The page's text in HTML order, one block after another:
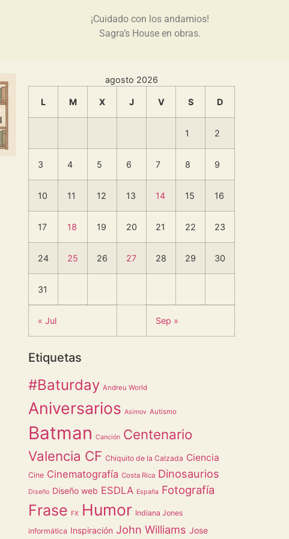
¡Cuidado con los andamios!
Sagra’s House en obras.
agosto 2026
L M X J V S D
1 2
3 4 5 6 7 8 9
10 11 12 13 14 15 16
17 18 19 20 21 22 23
24 25 26 27 28 29 30
31
« Jul Sep »
Etiquetas
#Baturday Andreu World
Aniversarios Asimov Autismo
Batman Canción Centenario
Valencia CF Chiquito de la Calzada Ciencia
Cine Cinematografía Costa Rica Dinosaurios
Diseño Diseño web ESDLA España Fotografía
Frase FX Humor Indiana Jones
informática Inspiración John Williams Jose